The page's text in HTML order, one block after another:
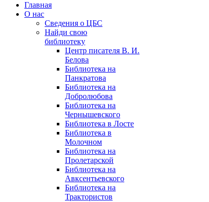
Главная
О нас
Сведения о ЦБС
Найди свою
библиотеку
Центр писателя В. И.
Белова
Библиотека на
Панкратова
Библиотека на
Добролюбова
Библиотека на
Чернышевского
Библиотека в Лосте
Библиотека в
Молочном
Библиотека на
Пролетарской
Библиотека на
Авксентьевского
Библиотека на
Трактористов